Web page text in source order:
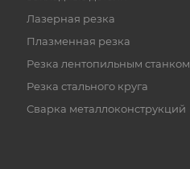
Лазерная резка
Плазменная резка
Резка лентопильным станком
Резка стального круга
Сварка металлоконструкций